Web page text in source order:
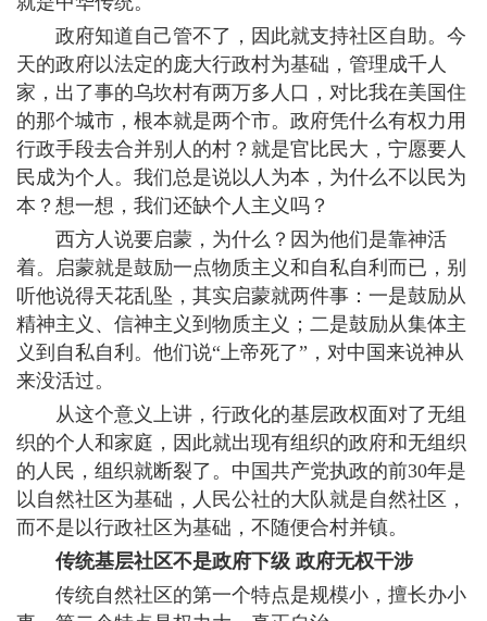
政府知道自己管不了，因此就支持社区自助。今
天的政府以法定的庞大行政村为基础，管理成千人
家，出了事的乌坎村有两万多人口，对比我在美国住
的那个城市，根本就是两个市。政府凭什么有权力用
行政手段去合并别人的村？就是官比民大，宁愿要人
民成为个人。我们总是说以人为本，为什么不以民为
本？想一想，我们还缺个人主义吗？
西方人说要启蒙，为什么？因为他们是靠神活
着。启蒙就是鼓励一点物质主义和自私自利而已，别
听他说得天花乱坠，其实启蒙就两件事：一是鼓励从
精神主义、信神主义到物质主义；二是鼓励从集体主
义到自私自利。他们说“上帝死了”，对中国来说神从
来没活过。
从这个意义上讲，行政化的基层政权面对了无组
织的个人和家庭，因此就出现有组织的政府和无组织
的人民，组织就断裂了。中国共产党执政的前30年是
以自然社区为基础，人民公社的大队就是自然社区，
而不是以行政社区为基础，不随便合村并镇。
传统基层社区不是政府下级 政府无权干涉
传统自然社区的第一个特点是规模小，擅长办小